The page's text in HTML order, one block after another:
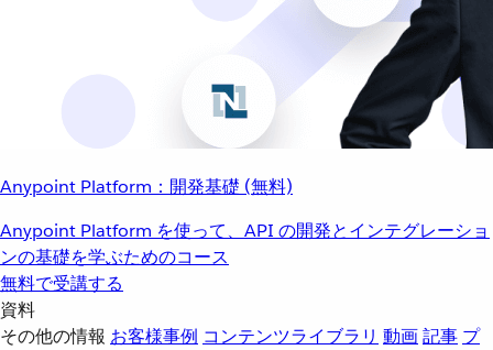
Anypoint Platform：開発基礎 (無料)
Anypoint Platform を使って、API の開発とインテグレーショ
ンの基礎を学ぶためのコース
無料で受講する
資料
その他の情報 お客様事例 コンテンツライブラリ 動画記事 プ